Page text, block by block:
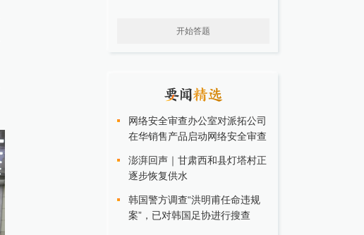
开始答题
网络安全审查办公室对派拓公司
在华销售产品启动网络安全审查
澎湃回声｜甘肃西和县灯塔村正
逐步恢复供水
韩国警方调查“洪明甫任命违规
案”，已对韩国足协进行搜查